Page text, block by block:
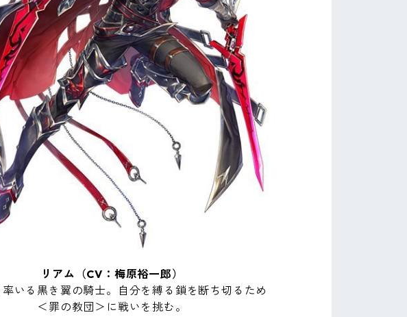
リアム（CV：梅原裕一郎）
いる黒き翼の騎士。自分を縛る鎖を断ち切るため
＜罪の教団＞に戦いを挑む。